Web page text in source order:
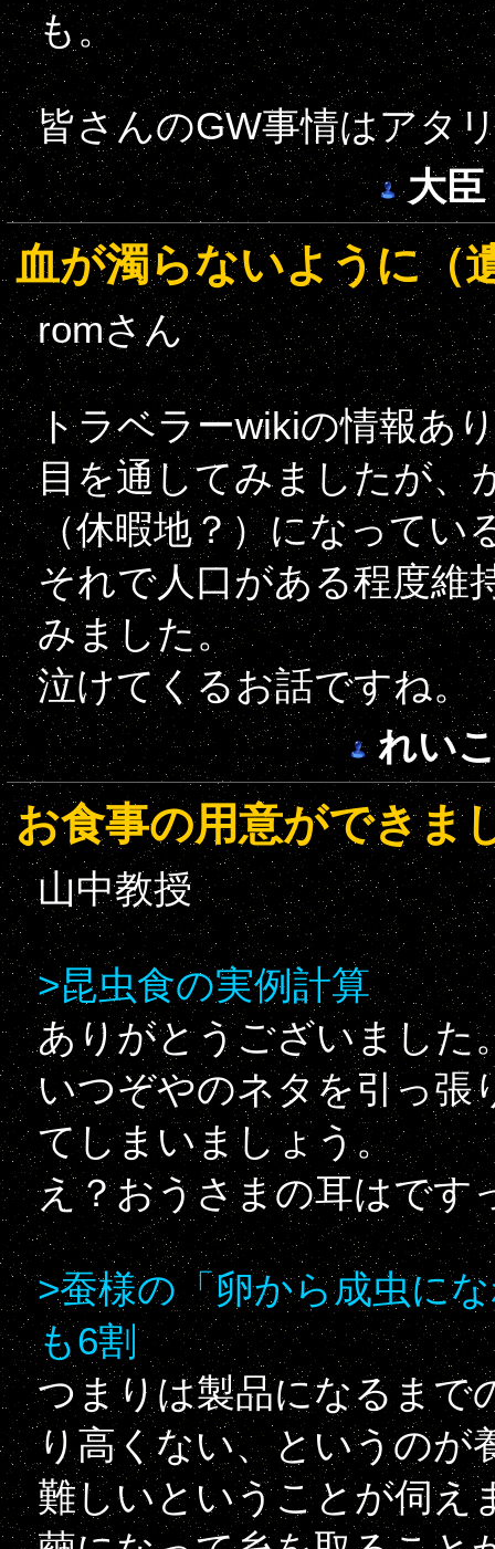
も。
皆さんのGW事情はアタ
大臣
血が濁らないように（
romさん
トラベラーwikiの情報あ
目を通してみましたが、
（休暇地？）になってい
それで人口がある程度維
みました。
泣けてくるお話ですね。
れい
お食事の用意ができま
山中教授
>昆虫食の実例計算
ありがとうございました
いつぞやのネタを引っ張
てしまいましょう。
え？おうさまの耳はです
>蚕様の「卵から成虫に
も6割
つまりは製品になるまで
り高くない、というのが
難しいということが伺え